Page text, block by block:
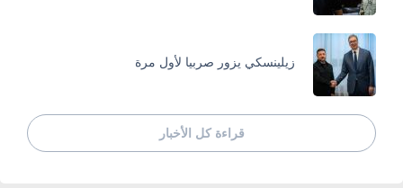
زيلينسكي يزور صربيا لأول مرة
قراءة كل الأخبار